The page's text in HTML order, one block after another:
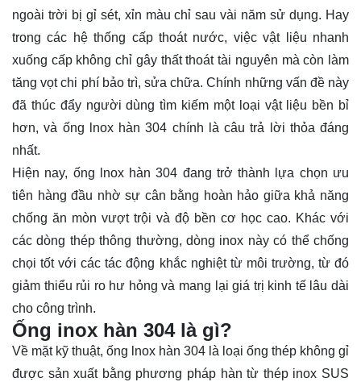
ngoài trời bị gỉ sét, xỉn màu chỉ sau vài năm sử dụng. Hay
trong các hệ thống cấp thoát nước, việc vật liệu nhanh
xuống cấp không chỉ gây thất thoát tài nguyên mà còn làm
tăng vọt chi phí bảo trì, sửa chữa. Chính những vấn đề này
đã thúc đẩy người dùng tìm kiếm một loại vật liệu bền bỉ
hơn, và ống lnox hàn 304 chính là câu trả lời thỏa đáng
nhất.
Hiện nay, ống lnox hàn 304 đang trở thành lựa chọn ưu
tiên hàng đầu nhờ sự cân bằng hoàn hảo giữa khả năng
chống ăn mòn vượt trội và độ bền cơ học cao. Khác với
các dòng thép thông thường, dòng inox này có thể chống
chọi tốt với các tác động khắc nghiệt từ môi trường, từ đó
giảm thiểu rủi ro hư hỏng và mang lại giá trị kinh tế lâu dài
cho công trình.
Ống inox hàn 304 là gì?
Về mặt kỹ thuật, ống lnox hàn 304 là loại ống thép không gỉ
được sản xuất bằng phương pháp hàn từ thép inox SUS